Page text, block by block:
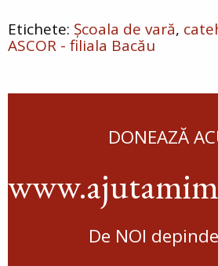
Școala de vară
ASCOR - filiala Bacău
DONEAZĂ
De NOI